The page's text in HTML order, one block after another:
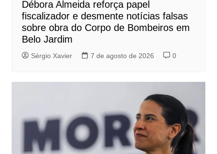
Débora Almeida reforça papel
fiscalizador e desmente notícias falsas
sobre obra do Corpo de Bombeiros em
Belo Jardim
Sérgio Xavier 7 de agosto de 2026 0